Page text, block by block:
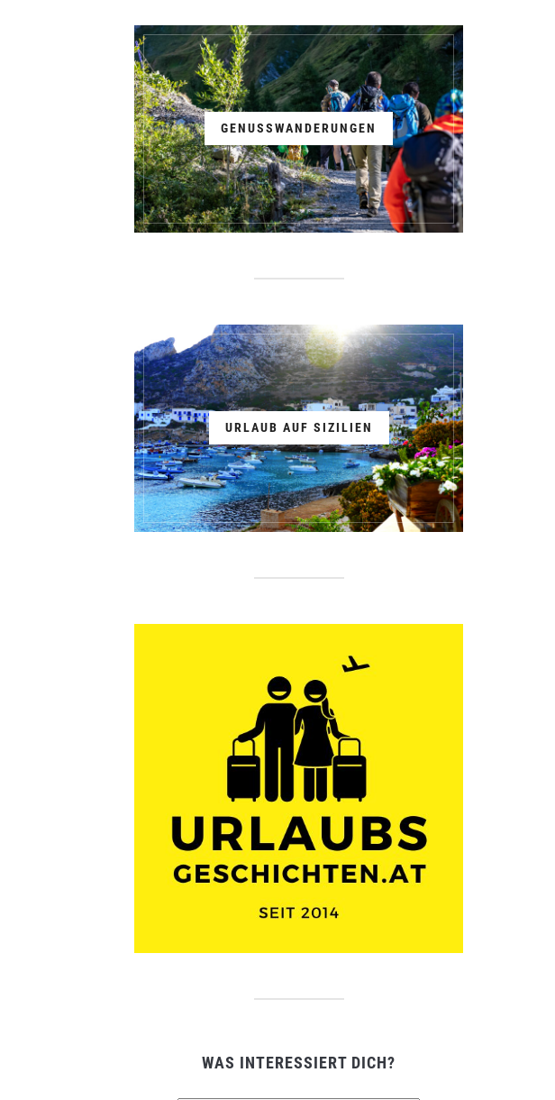
GENUSSWANDERUNGEN
URLAUB AUF SIZILIEN
WAS INTERESSIERT DICH?